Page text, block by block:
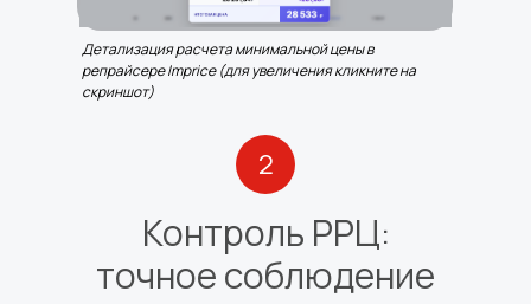
Детализация расчета минимальной цены в
репрайсере Imprice (для увеличения кликните на
скриншот)
2
Контроль РРЦ:
точное соблюдение